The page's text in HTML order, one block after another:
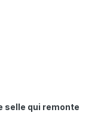
selle qui remonte